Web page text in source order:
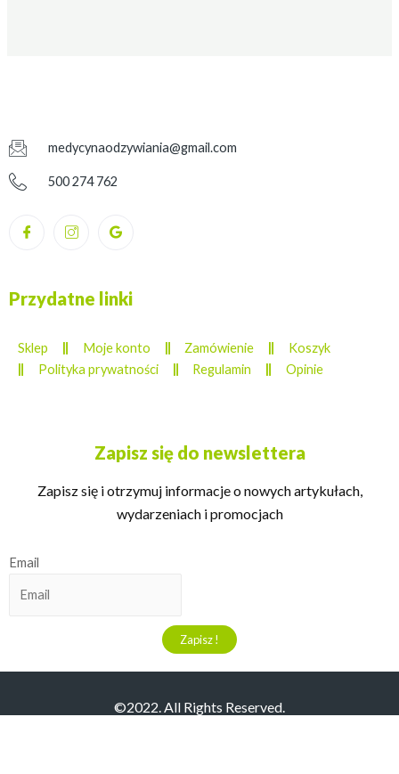
medycynaodzywiania@gmail.com
500 274 762
Przydatne linki
Sklep Moje konto Zamówienie
Koszyk
Polityka prywatności
Regulamin Opinie
Zapisz się do newslettera
Zapisz się i otrzymuj informacje o nowych artykułach,
wydarzeniach i promocjach
Email
©2022. All Rights Reserved.